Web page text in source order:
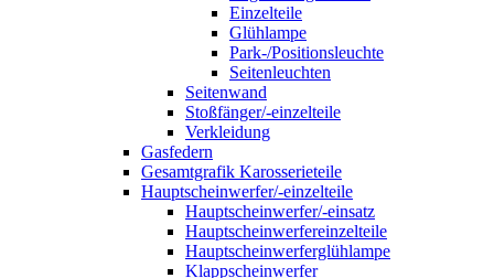
Einzelteile
Glühlampe
Park-/Positionsleuchte
Seitenleuchten
Seitenwand
Stoßfänger/-einzelteile
Verkleidung
Gasfedern
Gesamtgrafik Karosserieteile
Hauptscheinwerfer/-einzelteile
Hauptscheinwerfer/-einsatz
Hauptscheinwerfereinzelteile
Hauptscheinwerferglühlampe
Klappscheinwerfer